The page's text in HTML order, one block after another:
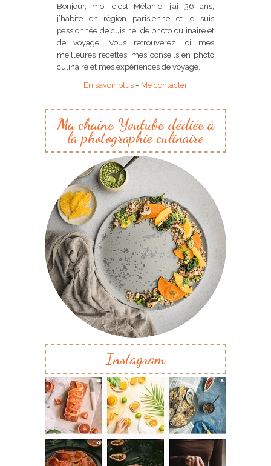
Bonjour, moi c'est Mélanie, j’ai 36 ans,
j’habite en région parisienne et je suis
passionnée de cuisine, de photo culinaire et
de voyage. Vous retrouverez ici mes
meilleures recettes, mes conseils en photo
culinaire et mes expériences de voyage.
En savoir plus - Me contacter
Ma chaine Youtube dédiée à
la photographie culinaire
Instagram